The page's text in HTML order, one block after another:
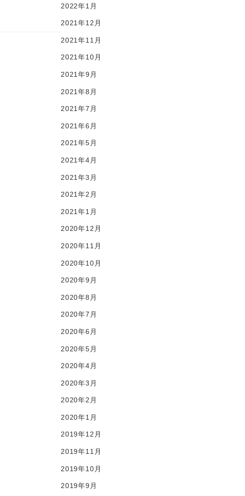
2022年1月
2021年12月
2021年11月
2021年10月
2021年9月
2021年8月
2021年7月
2021年6月
2021年5月
2021年4月
2021年3月
2021年2月
2021年1月
2020年12月
2020年11月
2020年10月
2020年9月
2020年8月
2020年7月
2020年6月
2020年5月
2020年4月
2020年3月
2020年2月
2020年1月
2019年12月
2019年11月
2019年10月
2019年9月